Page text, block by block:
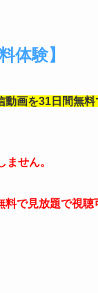
体験】
動画を31日間無
せん。
で見放題で視聴